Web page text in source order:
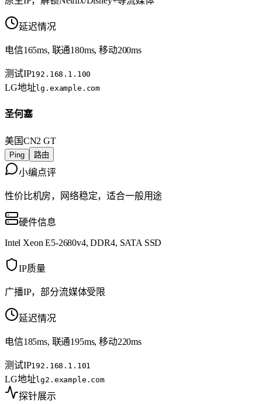
延迟情况
电信165ms, 联通180ms, 移动200ms
测试IP192.168.1.100
LG地址lg.example.com
圣何塞
美国CN2 GT
Ping 路由
小编点评
性价比机房，网络稳定，适合一般用途
硬件信息
Intel Xeon E5-2680v4, DDR4, SATA SSD
IP质量
广播IP，部分流媒体受限
延迟情况
电信185ms, 联通195ms, 移动220ms
测试IP192.168.1.101
LG地址lg2.example.com
探针展示